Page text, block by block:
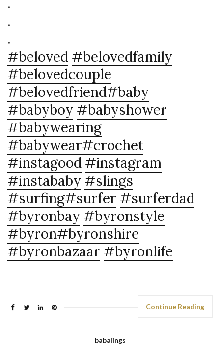
.
.
#beloved #belovedfamily
#belovedcouple
#belovedfriend#baby
#babyboy #babyshower
#babywearing
#babywear#crochet
#instagood #instagram
#instababy #slings
#surfing#surfer #surferdad
#byronbay #byronstyle
#byron#byronshire
#byronbazaar #byronlife
Continue Reading
babalings